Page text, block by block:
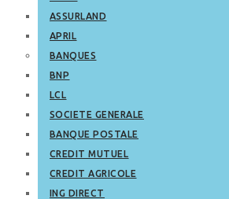
ASSURLAND
APRIL
BANQUES
BNP
LCL
SOCIETE GENERALE
BANQUE POSTALE
CREDIT MUTUEL
CREDIT AGRICOLE
ING DIRECT